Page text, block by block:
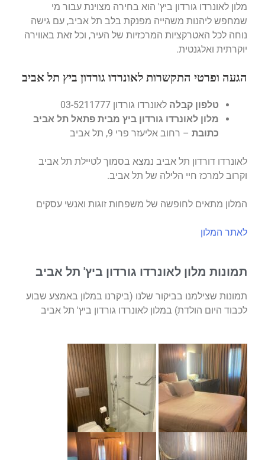
מלון לאונרדו גורדון ביץ' הוא בחירה מצוינת עבור מי
שמחפש ליהנות משהייה מפנקת בלב תל אביב, עם גישה
נוחה לכל האטרקציות המרכזיות של העיר, וכל זאת באווירה
יוקרתית ואלגנטית.
הגעה ופרטי התקשרות לאונרדו גורדון ביץ תל אביב
טלפון קבלה לאונרדו גורדון 03-5211777
מלון לאונרדו גורדון ביץ מבית פתאל תל אביב
כתובת – רחוב אליעזר פרי 9, תל אביב
לאונרדו דורדון תל אביב נמצא בסמוך לטיילת תל אביב
וקרוב למרכז חיי הלילה של תל אביב.
המלון מתאים לחופשה של משפחות זוגות ואנשי עסקים
לאתר המלון
תמונות מלון לאונרדו גורדון ביץ' תל אביב
תמונות שצילמנו בביקור שלנו (ביקרנו במלון באמצע שבוע
לכבוד היום הולדת) במלון לאונרדו גורדון ביץ' תל אביב